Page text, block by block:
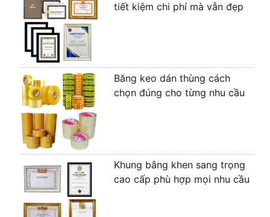
tiết kiệm chi phí mà vẫn đẹp
Băng keo dán thùng cách
chọn đúng cho từng nhu cầu
Khung bằng khen sang trọng
cao cấp phù hợp mọi nhu cầu